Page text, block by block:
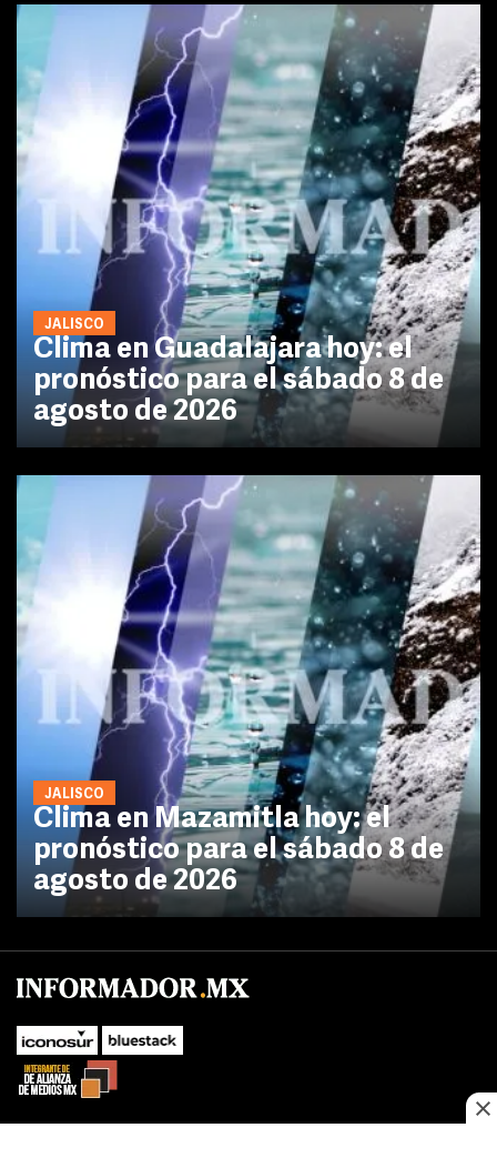
JALISCO
Clima en Guadalajara hoy: el
pronóstico para el sábado 8 de
agosto de 2026
JALISCO
Clima en Mazamitla hoy: el
pronóstico para el sábado 8 de
agosto de 2026